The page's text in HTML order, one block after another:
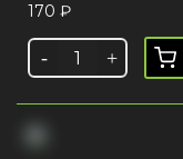
170 ₽